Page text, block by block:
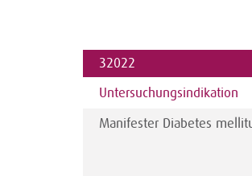
32022
Untersuchungs­indikation
Manifester Diabetes